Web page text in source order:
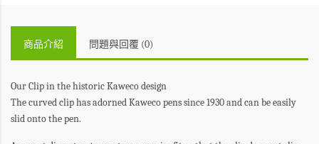
商品介紹 問題與回覆 (0)
Our Clip in the historic Kaweco design
The curved clip has adorned Kaweco pens since 1930 and can be easily
slid onto the pen.